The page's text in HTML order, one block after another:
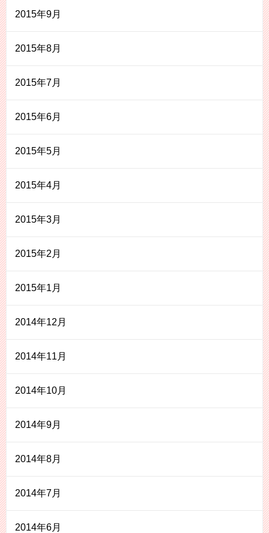
2015年9月
2015年8月
2015年7月
2015年6月
2015年5月
2015年4月
2015年3月
2015年2月
2015年1月
2014年12月
2014年11月
2014年10月
2014年9月
2014年8月
2014年7月
2014年6月